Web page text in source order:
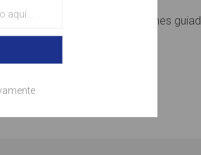
a sitios históricos, en excursiones
traslados según itinerario